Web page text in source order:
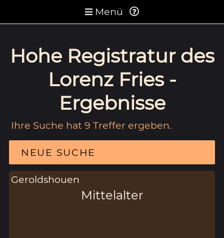
Menü
Hohe Registratur des
Lorenz Fries -
Ergebnisse
Ihre Suche hat 9 Treffer ergeben.
NEUE SUCHE
Geroldshouen
Mittelalter